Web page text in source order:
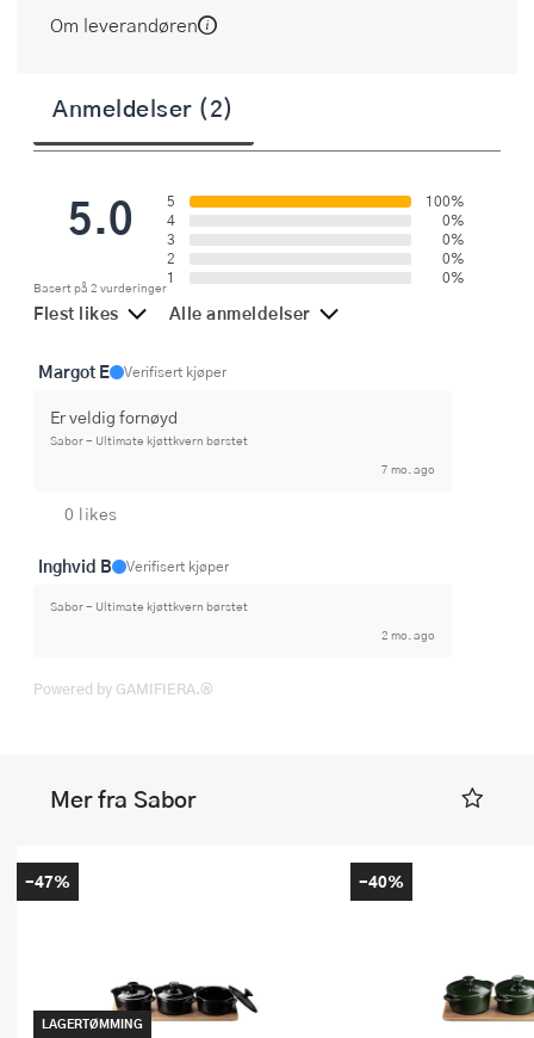
Om leverandøren
Anmeldelser (2)
5.0
Basert på 2 vurderinger
5
100%
4
0%
3
0%
2
0%
1
0%
Flest likes Alle anmeldelser
Margot E Verifisert kjøper
Er veldig fornøyd
Sabor - Ultimate kjøttkvern børstet
7 mo. ago
0 likes
Inghvid B Verifisert kjøper
Sabor - Ultimate kjøttkvern børstet
2 mo. ago
Powered by GAMIFIERA.®
Mer fra Sabor
LAGERTØMMING
-47% -40%